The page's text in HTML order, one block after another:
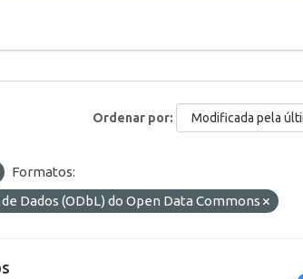
Ordenar por
Formatos:
Dados (ODbL) do Open Data Commons